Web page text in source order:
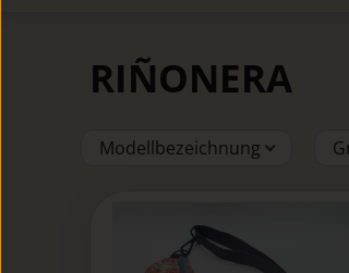
RIÑONERA
Modellbezeichnung